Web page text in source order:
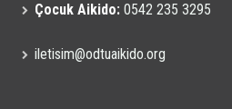
Çocuk Aikido: 0542 235 3295
iletisim@odtuaikido.org